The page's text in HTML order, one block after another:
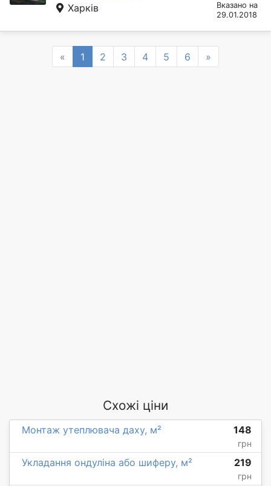
Харків
Вказано на
29.01.2018
« Previous
1 2 3 4 5 6 »
Схожі ціни
Монтаж утеплювача даху, м² 148
грн
Укладання ондуліна або шиферу, м² 219
грн